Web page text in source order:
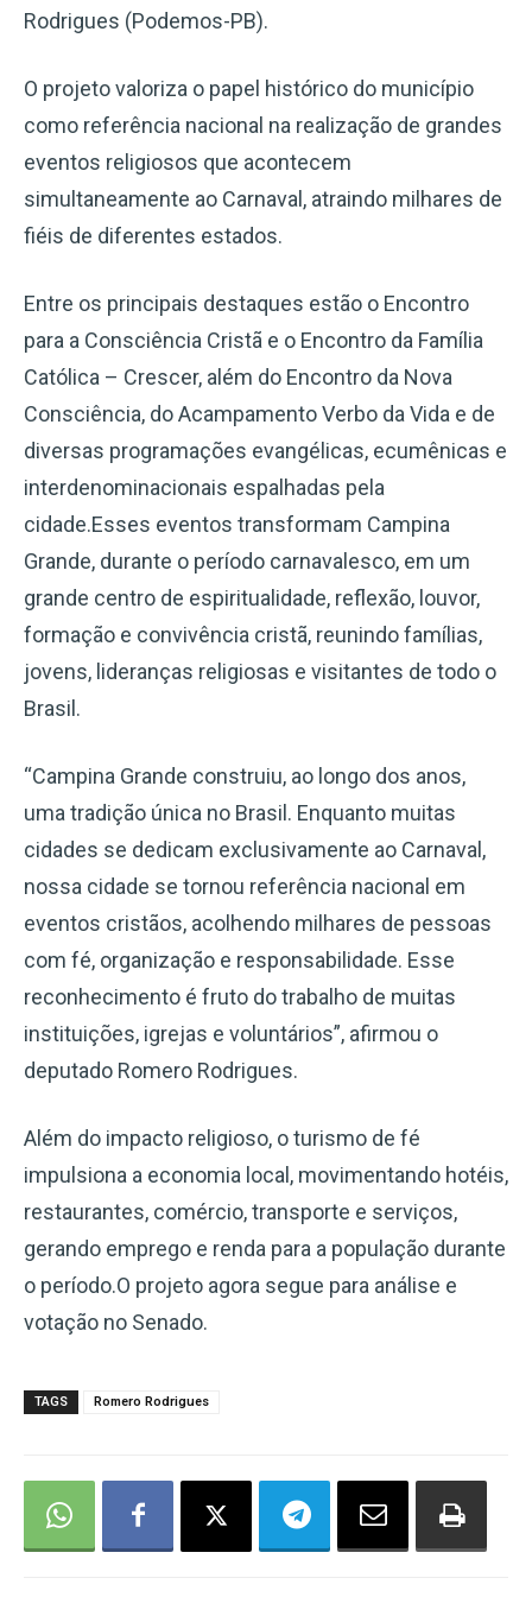
Rodrigues (Podemos-PB).
O projeto valoriza o papel histórico do município
como referência nacional na realização de grandes
eventos religiosos que acontecem
simultaneamente ao Carnaval, atraindo milhares de
fiéis de diferentes estados.
Entre os principais destaques estão o Encontro
para a Consciência Cristã e o Encontro da Família
Católica – Crescer, além do Encontro da Nova
Consciência, do Acampamento Verbo da Vida e de
diversas programações evangélicas, ecumênicas e
interdenominacionais espalhadas pela
cidade.Esses eventos transformam Campina
Grande, durante o período carnavalesco, em um
grande centro de espiritualidade, reflexão, louvor,
formação e convivência cristã, reunindo famílias,
jovens, lideranças religiosas e visitantes de todo o
Brasil.
“Campina Grande construiu, ao longo dos anos,
uma tradição única no Brasil. Enquanto muitas
cidades se dedicam exclusivamente ao Carnaval,
nossa cidade se tornou referência nacional em
eventos cristãos, acolhendo milhares de pessoas
com fé, organização e responsabilidade. Esse
reconhecimento é fruto do trabalho de muitas
instituições, igrejas e voluntários”, afirmou o
deputado Romero Rodrigues.
Além do impacto religioso, o turismo de fé
impulsiona a economia local, movimentando hotéis,
restaurantes, comércio, transporte e serviços,
gerando emprego e renda para a população durante
o período.O projeto agora segue para análise e
votação no Senado.
TAGS Romero Rodrigues